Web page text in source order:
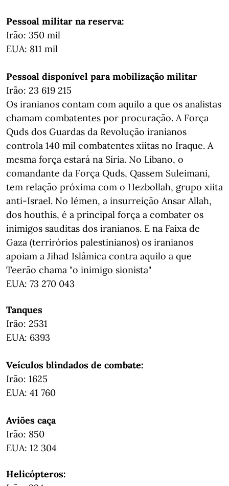
Pessoal militar na reserva:
Irão: 350 mil
EUA: 811 mil
Pessoal disponível para mobilização militar
Irão: 23 619 215
Os iranianos contam com aquilo a que os analistas
chamam combatentes por procuração. A Força
Quds dos Guardas da Revolução iranianos
controla 140 mil combatentes xiitas no Iraque. A
mesma força estará na Síria. No Líbano, o
comandante da Força Quds, Qassem Suleimani,
tem relação próxima com o Hezbollah, grupo xiita
anti-Israel. No Iémen, a insurreição Ansar Allah,
dos houthis, é a principal força a combater os
inimigos sauditas dos iranianos. E na Faixa de
Gaza (terrirórios palestinianos) os iranianos
apoiam a Jihad Islâmica contra aquilo a que
Teerão chama "o inimigo sionista"
EUA: 73 270 043
Tanques
Irão: 2531
EUA: 6393
Veículos blindados de combate:
Irão: 1625
EUA: 41 760
Aviões caça
Irão: 850
EUA: 12 304
Helicópteros: